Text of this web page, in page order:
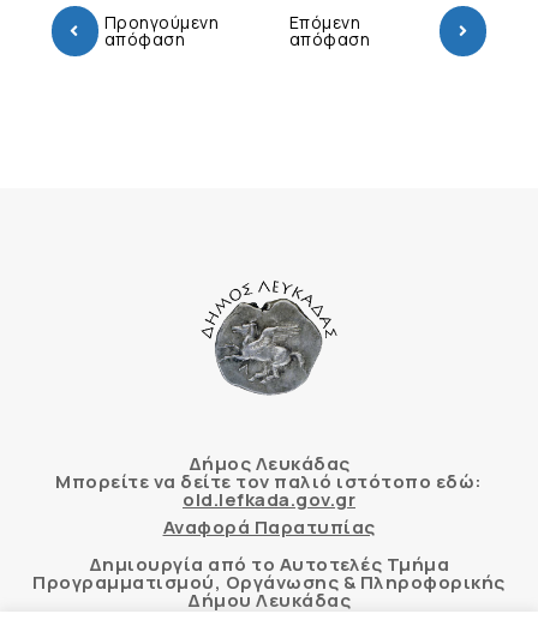
Προηγούμενη
απόφαση
Επόμενη
απόφαση
Δήμος Λευκάδας
Μπορείτε να δείτε τον παλιό ιστότοπο εδώ:
old.lefkada.gov.gr
Αναφορά Παρατυπίας
Δημιουργία από το Αυτοτελές Τμήμα
Προγραμματισμού, Οργάνωσης & Πληροφορικής
Δήμου Λευκάδας